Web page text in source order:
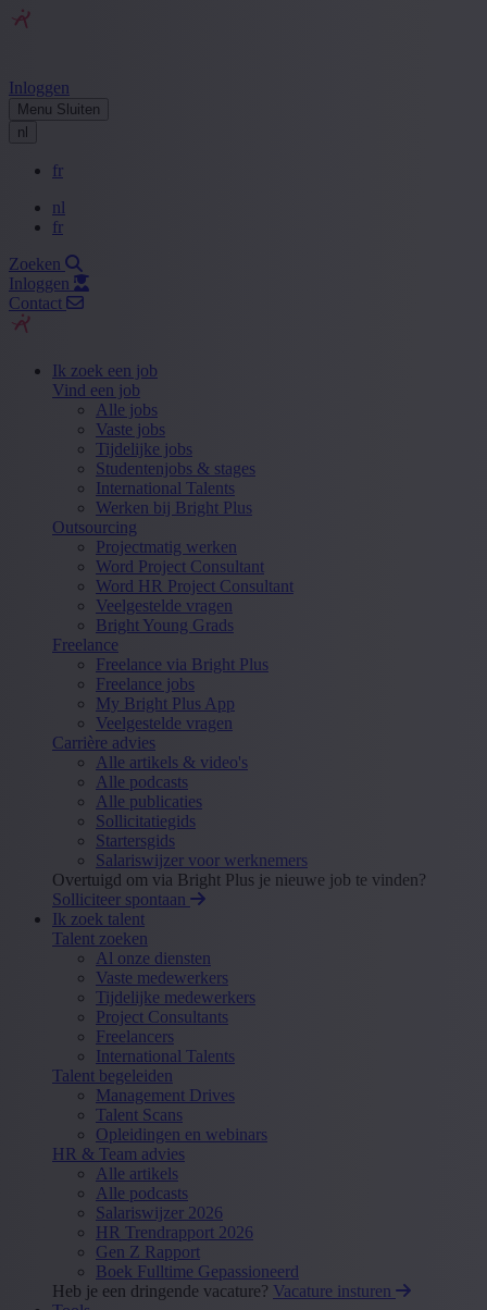
Inloggen
Menu Sluiten
nl
fr
nl
fr
Zoeken
Inloggen
Contact
Ik zoek een job
Vind een job
Alle jobs
Vaste jobs
Tijdelijke jobs
Studentenjobs & stages
International Talents
Werken bij Bright Plus
Outsourcing
Projectmatig werken
Word Project Consultant
Word HR Project Consultant
Veelgestelde vragen
Bright Young Grads
Freelance
Freelance via Bright Plus
Freelance jobs
My Bright Plus App
Veelgestelde vragen
Carrière advies
Alle artikels & video's
Alle podcasts
Alle publicaties
Sollicitatiegids
Startersgids
Salariswijzer voor werknemers
Overtuigd om via Bright Plus je nieuwe job te vinden?
Solliciteer spontaan
Ik zoek talent
Talent zoeken
Al onze diensten
Vaste medewerkers
Tijdelijke medewerkers
Project Consultants
Freelancers
International Talents
Talent begeleiden
Management Drives
Talent Scans
Opleidingen en webinars
HR & Team advies
Alle artikels
Alle podcasts
Salariswijzer 2026
HR Trendrapport 2026
Gen Z Rapport
Boek Fulltime Gepassioneerd
Heb je een dringende vacature? Vacature insturen